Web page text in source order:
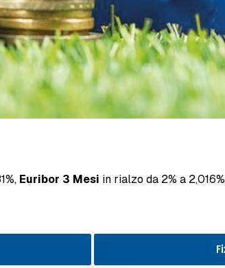
Euribor 3 Mesi in rialzo da 2% a